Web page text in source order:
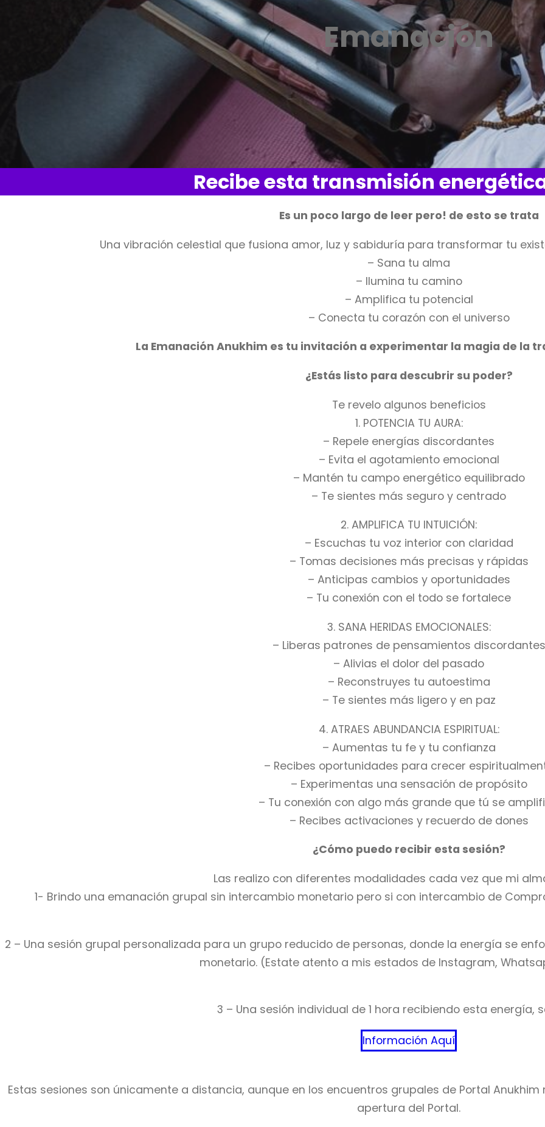
Emanación
Recibe esta transmisión
Es un poco largo de leer pero! de esto se trata
Una vibración celestial que fusiona amor, luz y sabiduría para transformar tu
– Sana tu alma
– Ilumina tu camino
– Amplifica tu potencial
– Conecta tu corazón con el universo
La Emanación Anukhim es tu invitación a experimentar la magia de la
¿Estás listo para descubrir su poder?
Te revelo algunos beneficios
1. POTENCIA TU AURA:
– Repele energías discordantes
– Evita el agotamiento emocional
– Mantén tu campo energético equilibrado
– Te sientes más seguro y centrado
2. AMPLIFICA TU INTUICIÓN:
– Escuchas tu voz interior con claridad
– Tomas decisiones más precisas y rápidas
– Anticipas cambios y oportunidades
– Tu conexión con el todo se fortalece
3. SANA HERIDAS EMOCIONALES:
– Liberas patrones de pensamientos discordantes
– Alivias el dolor del pasado
– Reconstruyes tu autoestima
– Te sientes más ligero y en paz
4. ATRAES ABUNDANCIA ESPIRITUAL:
– Aumentas tu fe y tu confianza
– Recibes oportunidades para crecer
– Experimentas una sensación de propósito
– Tu conexión con algo más grande que tú se
– Recibes activaciones y recuerdo de dones
¿Cómo puedo recibir esta sesión?
Las realizo con diferentes modalidades cada vez que mi
1- Brindo una emanación grupal sin intercambio monetario pero si con intercambio de
2 – Una sesión grupal personalizada para un grupo reducido de personas, donde la energía se
monetario. (Estate atento a mis estados de Instagram,
3 – Una sesión individual de 1 hora recibiendo esta energía,
Información Aquí
Estas sesiones son únicamente a distancia, aunque en los encuentros grupales de Portal
apertura del Portal.